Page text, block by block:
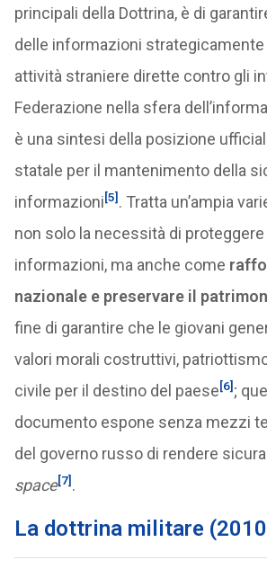
principali della Dottrina, è di
delle informazioni
attività straniere dirette contro gli
Federazione nella sfera
è una sintesi della posizione
statale per il mantenimento della
informazioni[5] . Tratta un’ampia
non solo la necessità di proteggere
informazioni, ma anche come
nazionale e preservare il
fine di garantire che le giovani
valori morali costruttivi,
civile per il destino del paese[6] ;
documento espone senza mezzi
del governo russo di rendere sicura
space[7] .
La dottrina militare